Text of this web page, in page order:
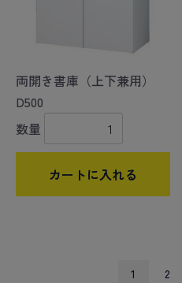
両開き書庫（上下兼用）
D500
数量
カートに入れる
1 2